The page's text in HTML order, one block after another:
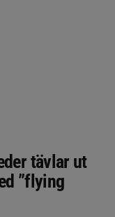
tävlar ut
”flying